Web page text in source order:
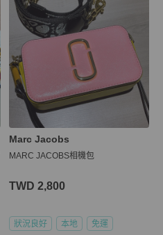
Marc Jacobs
MARC JACOBS相機包
TWD 2,800
狀況良好 本地 免運